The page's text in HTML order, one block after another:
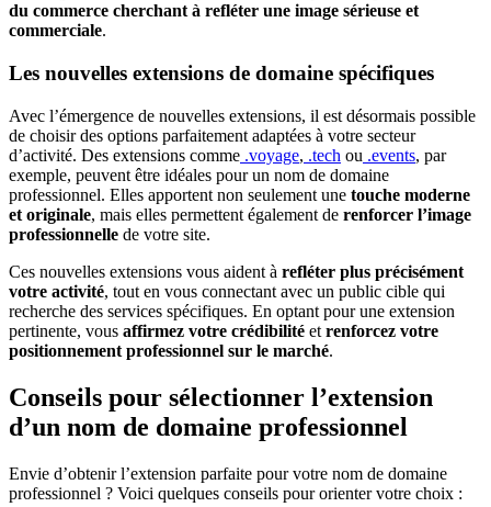
du commerce cherchant à refléter une image sérieuse et
commerciale.
Les nouvelles extensions de domaine spécifiques
Avec l’émergence de nouvelles extensions, il est désormais possible
de choisir des options parfaitement adaptées à votre secteur
d’activité. Des extensions comme .voyage, .tech ou .events, par
exemple, peuvent être idéales pour un nom de domaine
professionnel. Elles apportent non seulement une touche moderne
et originale, mais elles permettent également de renforcer l’image
professionnelle de votre site.
Ces nouvelles extensions vous aident à refléter plus précisément
votre activité, tout en vous connectant avec un public cible qui
recherche des services spécifiques. En optant pour une extension
pertinente, vous affirmez votre crédibilité et renforcez votre
positionnement professionnel sur le marché.
Conseils pour sélectionner l’extension
d’un nom de domaine professionnel
Envie d’obtenir l’extension parfaite pour votre nom de domaine
professionnel ? Voici quelques conseils pour orienter votre choix :